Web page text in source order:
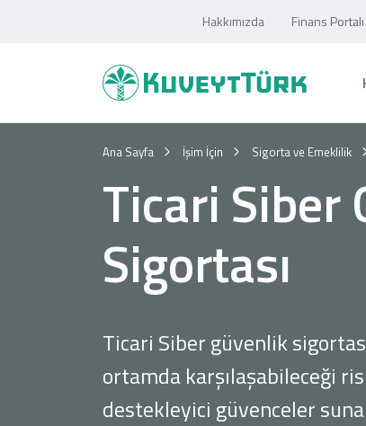
Hakkımızda Finans Portalı
Ana Sayfa İşim İçin Sigorta ve Emeklilik
Ticari Siber
Sigortası
Ticari Siber güvenlik
ortamda karşılaşabileceği
destekleyici güvenceler